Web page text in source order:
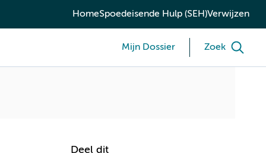
HomeSpoedeisende Hulp (SEH)Verwijzen
Mijn Dossier Zoek
Deel dit